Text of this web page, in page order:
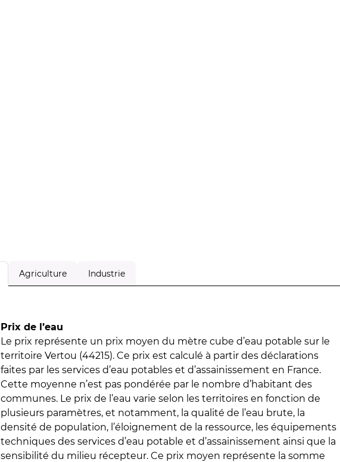
Agriculture Industrie
Prix de l’eau
Le prix représente un prix moyen du mètre cube d’eau potable sur le
territoire Vertou (44215). Ce prix est calculé à partir des déclarations
faites par les services d’eau potables et d’assainissement en France.
Cette moyenne n’est pas pondérée par le nombre d’habitant des
communes. Le prix de l’eau varie selon les territoires en fonction de
plusieurs paramètres, et notamment, la qualité de l’eau brute, la
densité de population, l’éloignement de la ressource, les équipements
techniques des services d’eau potable et d’assainissement ainsi que la
sensibilité du milieu récepteur. Ce prix moyen représente la somme